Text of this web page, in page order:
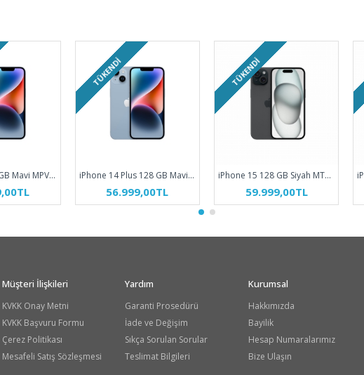
iPhone 14 128 GB Mavi MPVN3TU/A
TÜKENDI
iPhone 14 Plus 128 GB Mavi MQ523TU/A
56.999,00TL
TÜKENDI
iPhone 15 128 GB Siyah MTP03TU/A
59.999,00TL
Müşteri İlişkileri
KVKK Onay Metni
KVKK Başvuru Formu
Çerez Politikası
Mesafeli Satış Sözleşmesi
Yardım
Garanti Prosedürü
İade ve Değişim
Sıkça Sorulan Sorular
Teslimat Bilgileri
Kurumsal
Hakkımızda
Bayilik
Hesap Numaralarımız
Bize Ulaşın